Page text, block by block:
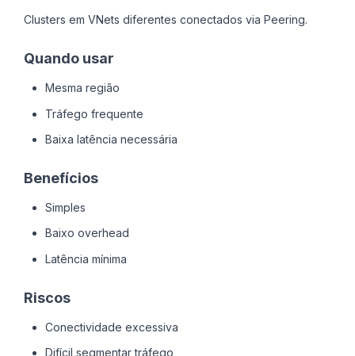
Clusters em VNets diferentes conectados via Peering.
Quando usar
Mesma região
Tráfego frequente
Baixa latência necessária
Benefícios
Simples
Baixo overhead
Latência mínima
Riscos
Conectividade excessiva
Difícil segmentar tráfego